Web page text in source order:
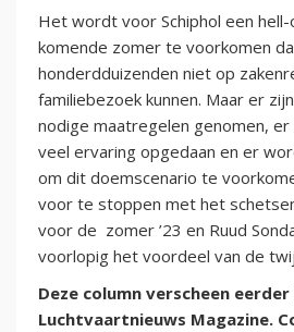
Het wordt voor Schiphol een
komende zomer te voorkomen
honderdduizenden niet op
familiebezoek kunnen. Maar er
nodige maatregelen genomen,
veel ervaring opgedaan en er
om dit doemscenario te
voor te stoppen met het
voor de zomer ’23 en Ruud
voorlopig het voordeel van de
Deze column verscheen eerder
Luchtvaartnieuws Magazine.